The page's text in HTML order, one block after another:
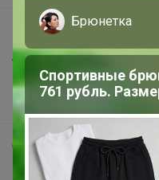
Все предложения
Анонсы
Новости
Поддержка альпак
Самое выгодное
Хиты продаж
Брюнетка
Спортивные
761 рубль.